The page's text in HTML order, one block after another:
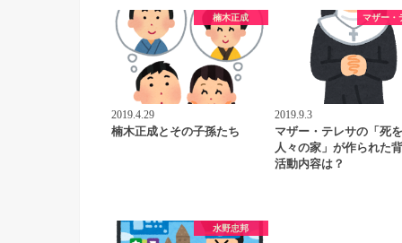
楠木正成
2019.4.29
楠木正成とその子孫たち
マザー・
2019.9.3
マザー・テレサの「死
人々の家」が作られた
活動内容は？
水野忠邦